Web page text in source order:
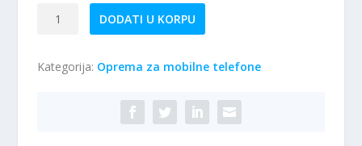
Pametni
Praćenjem
DODATI U KORPU
Kategorija: Oprema za mobilne telefone